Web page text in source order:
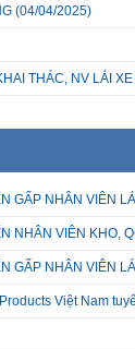
(04/04/2025)
THÁC, NV LÁI
GẤP NHÂN VIÊN
NHÂN VIÊN KHO,
GẤP NHÂN VIÊN
Việt Nam